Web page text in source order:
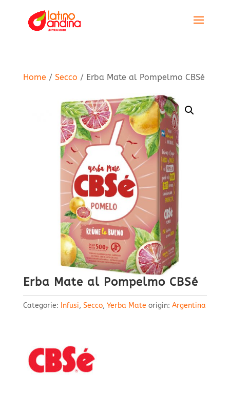
Home / Secco / Erba Mate al Pompelmo CBSé
Erba Mate al Pompelmo CBSé
Categorie: Infusi, Secco, Yerba Mate origin: Argentina